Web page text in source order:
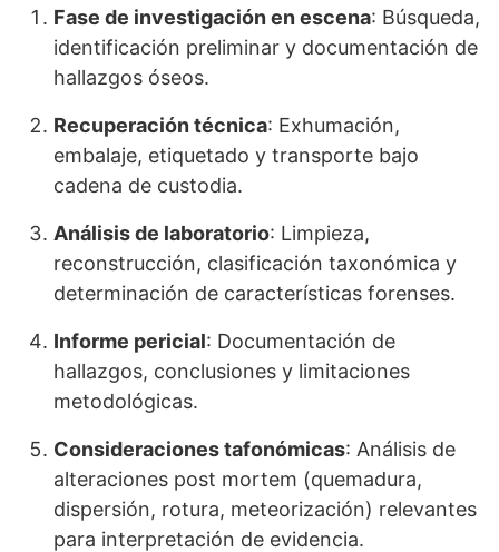
Fase de investigación en escena: Búsqueda,
identificación preliminar y documentación de
hallazgos óseos.
Recuperación técnica: Exhumación,
embalaje, etiquetado y transporte bajo
cadena de custodia.
Análisis de laboratorio: Limpieza,
reconstrucción, clasificación taxonómica y
determinación de características forenses.
Informe pericial: Documentación de
hallazgos, conclusiones y limitaciones
metodológicas.
Consideraciones tafonómicas: Análisis de
alteraciones post mortem (quemadura,
dispersión, rotura, meteorización) relevantes
para interpretación de evidencia.